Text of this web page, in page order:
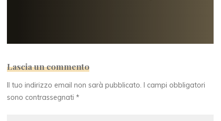
Lascia un commento
Il tuo indirizzo email non sarà pubblicato. I campi obbligatori
sono contrassegnati*